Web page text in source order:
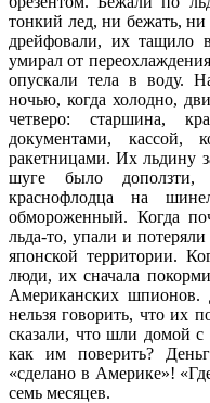
тонкий лед, ни бежать, ни
дрейфовали, их тащило
умирал от
опускали тела в воду.
ночью, когда холодно,
четверо: старшина,
документами, кассой,
ракетницами. Их льдину
шуге было доползти,
краснофлодца на
обмороженный. Когда
льда-то, упали и
японской территории.
люди, их сначала
Американских шпионов.
нельзя говорить, что их
сказали, что шли домой
как им поверить?
«сделано в Америке»!
семь месяцев.